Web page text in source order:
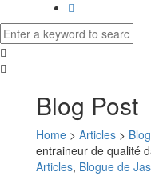
Blog Post
Home > Articles >
entraineur de qualité
Articles, Blogue de